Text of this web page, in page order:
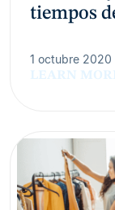
tiempos
1 octubre 2020
LEARN